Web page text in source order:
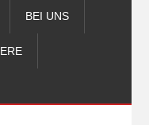
BEI UNS